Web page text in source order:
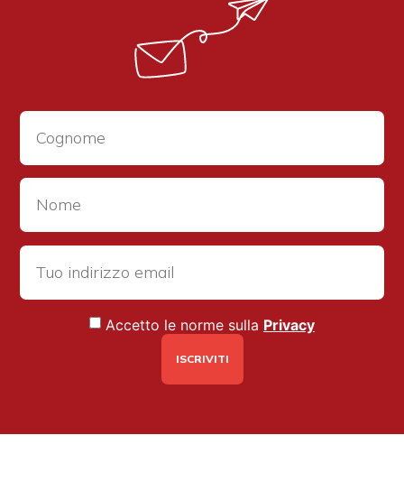
Accetto le norme sulla Privacy